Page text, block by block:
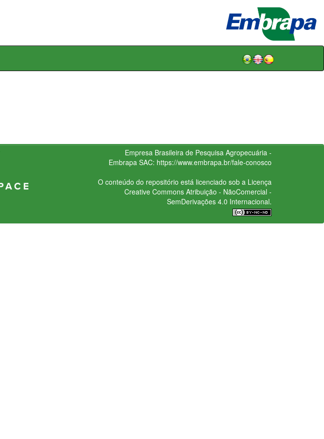
Empresa Brasileira de Pesquisa Agropecuária -
Embrapa SAC: https://www.embrapa.br/fale-conosco
O conteúdo do repositório está licenciado sob a Licença
Creative CommonsAtribuição - NãoComercial -
SemDerivações 4.0 Internacional.